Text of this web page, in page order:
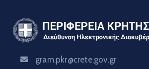
gram.pkr@crete.gov.gr